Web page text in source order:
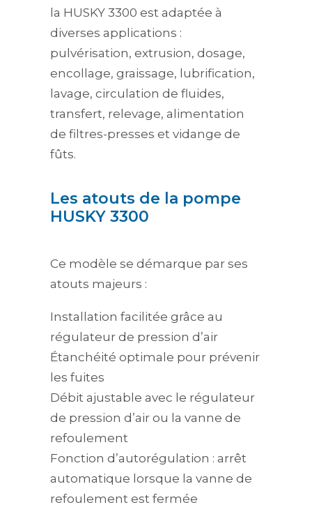
la HUSKY 3300 est adaptée à
diverses applications :
pulvérisation, extrusion, dosage,
encollage, graissage, lubrification,
lavage, circulation de fluides,
transfert, relevage, alimentation
de filtres-presses et vidange de
fûts.
Les atouts de la pompe
HUSKY 3300
Ce modèle se démarque par ses
atouts majeurs :
Installation facilitée grâce au
régulateur de pression d’air
Étanchéité optimale pour prévenir
les fuites
Débit ajustable avec le régulateur
de pression d’air ou la vanne de
refoulement
Fonction d’autorégulation : arrêt
automatique lorsque la vanne de
refoulement est fermée